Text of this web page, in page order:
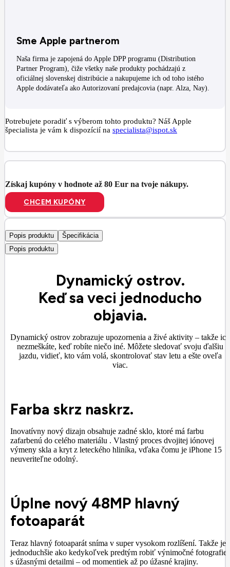
Sme Apple partnerom
Naša firma je zapojená do Apple DPP programu (Distribution
Partner Program), čiže všetky naše produkty pochádzajú z
oficiálnej slovenskej distribúcie a nakupujeme ich od toho istého
Apple dodávateľa ako Autorizovaní predajcovia (napr. Alza, Nay).
Potrebujete poradiť s výberom tohto produktu? Náš Apple
špecialista je vám k dispozícií na specialista@ispot.sk
Získaj kupóny v hodnote až 80 Eur na tvoje nákupy.
CHCEM KUPÓNY
Popis produktu
Špecifikácia
Popis produktu
Dynamický ostrov.
Keď sa veci jednoducho
objavia.
Dynamický ostrov zobrazuje upozornenia a živé aktivity – takže ich
nezmeškáte, keď robíte niečo iné. Môžete sledovať svoju ďalšiu
jazdu, vidieť, kto vám volá, skontrolovať stav letu a ešte oveľa
viac.
Farba skrz naskrz.
Inovatívny nový dizajn obsahuje zadné sklo, ktoré má farbu
zafarbenú do celého materiálu . Vlastný proces dvojitej iónovej
výmeny skla a kryt z leteckého hliníka, vďaka čomu je iPhone 15
neuveriteľne odolný.
Úplne nový 48MP hlavný
fotoaparát
Teraz hlavný fotoaparát sníma v super vysokom rozlíšení. Takže je
jednoduchšie ako kedykoľvek predtým robiť výnimočné fotografie
s úžasnými detailmi – od momentiek až po úžasné krajiny.